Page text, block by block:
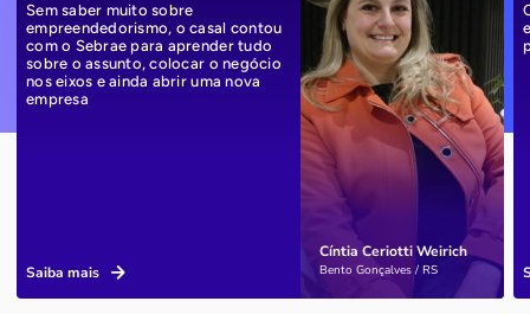
Cíntia Ceriotti Weirich
Bento Gonçalves / RS
Sem saber muito sobre
empreendedorismo, o casal contou
com o Sebrae para aprender tudo
sobre o assunto, colocar o negócio
nos eixos e ainda abrir uma nova
empresa
Saiba mais